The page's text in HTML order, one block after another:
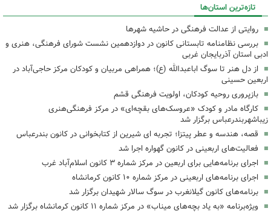
تازه‌ترین استان‌ها
روایتی از عدالت فرهنگی در حاشیه شهرها
بررسی نظامنامه تابستانی کانون در دوازدهمین نشست شورای فرهنگی، هنری و
ادبی استان آذربایجان غربی
از دل هنر تا سوگ اباعبدالله (ع)؛ همراهی مربیان و کودکان مرکز حاجی‌آباد در
اربعین حسینی
بازپروری روحیه کودکان، اولویت فرهنگی قشم
کارگاه مادر و کودک «عروسک‌های بقچه‌ای» در مرکز فرهنگی‌هنری
زیباشهربندرعباس برگزار شد
قصه، هندسه و عطر پیتزا؛ تجربه ای شیرین از کتابخوانی در کانون بندرعباس
فعالیت‌های اربعینی در کانون گهواره اجرا شد
اجرای برنامه‌هایی برای اربعین در مرکز شماره ۳ کانون اسلام‌آباد غرب
اجرای برنامه‌های اربعینی در مرکز شماره ۱۰ کانون کرمانشاه
برنامه‌های کانون گیلانغرب در سوگ سالار شهیدان برگزار شد
ویژه‌برنامه «به یاد بچه‌های میناب» در مرکز شماره ۱۱ کانون کرمانشاه برگزار شد